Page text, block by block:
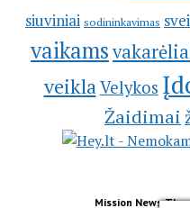
siuviniai sodininkavimas
vaikams
veikla Velykos
Žaidimai
Mission News